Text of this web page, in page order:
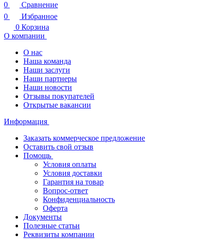
0
Сравнение
0
Избранное
0 Корзина
О компании
О нас
Наша команда
Наши заслуги
Наши партнеры
Наши новости
Отзывы покупателей
Открытые вакансии
Информация
Заказать коммерческое предложение
Оставить свой отзыв
Помощь
Условия оплаты
Условия доставки
Гарантия на товар
Вопрос-ответ
Конфиденциальность
Оферта
Документы
Полезные статьи
Реквизиты компании